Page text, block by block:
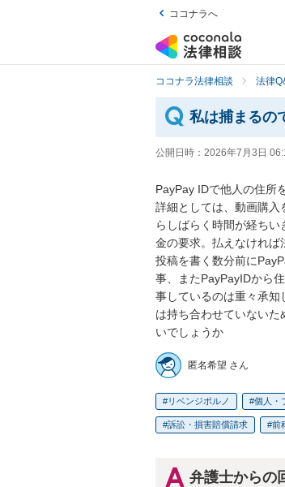
ココナラへ
ココナラ法律相談 法律
私は捕まるの
公開日時： 2026年7月3日
PayPay IDで他人の住所
詳細としては、動画購入
らしばらく時間が経ち
金の要求。払えなけれ
投稿を書く数分前に
事、またPayPayIDから
事しているのは重々承
は持ち合わせていない
いでしょうか
匿名希望 さん
リベンジポルノ 個人・
訴訟・損害賠償請求 前
弁護士からの